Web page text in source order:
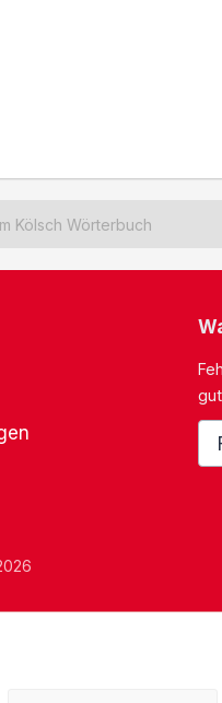
Kölsch Wörterbuch